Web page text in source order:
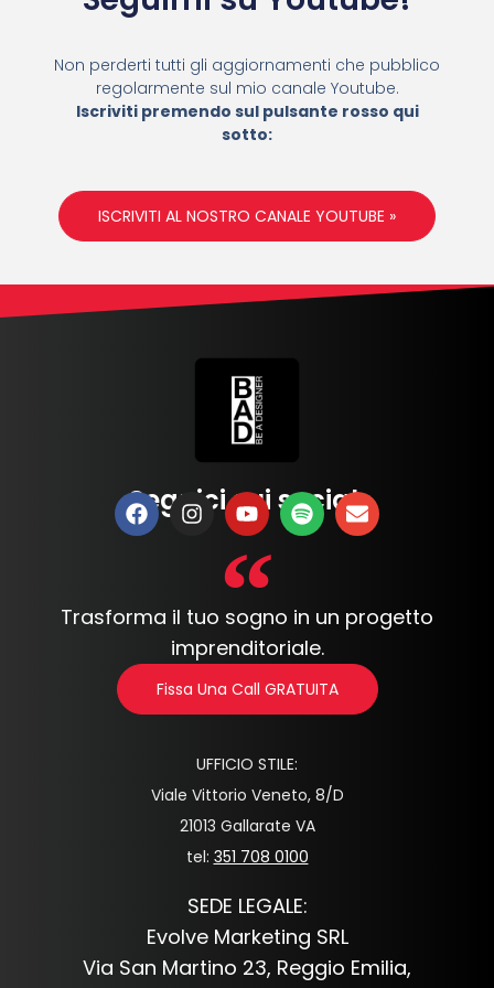
Non perderti tutti gli aggiornamenti che pubblico
regolarmente sul mio canale Youtube.
Iscriviti premendo sul pulsante rosso qui
sotto:
ISCRIVITI AL NOSTRO CANALE YOUTUBE »
Seguici sui social:
Trasforma il tuo sogno in un progetto
imprenditoriale.
Fissa Una Call GRATUITA
UFFICIO STILE:
Viale Vittorio Veneto, 8/D
21013 Gallarate VA
tel: 351 708 0100
SEDE LEGALE:
Evolve Marketing SRL
Via San Martino 23, Reggio Emilia,